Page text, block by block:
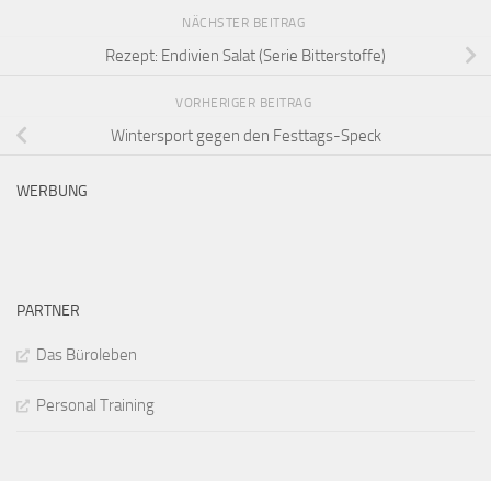
NÄCHSTER BEITRAG
Rezept: Endivien Salat (Serie Bitterstoffe)
VORHERIGER BEITRAG
Wintersport gegen den Festtags-Speck
WERBUNG
PARTNER
Das Büroleben
Personal Training